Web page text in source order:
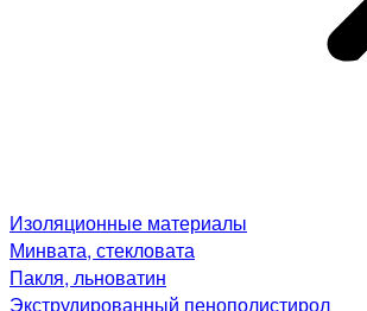
Изоляционные материалы
Минвата, стекловата
Пакля, льноватин
Экструдированный пенополистирол